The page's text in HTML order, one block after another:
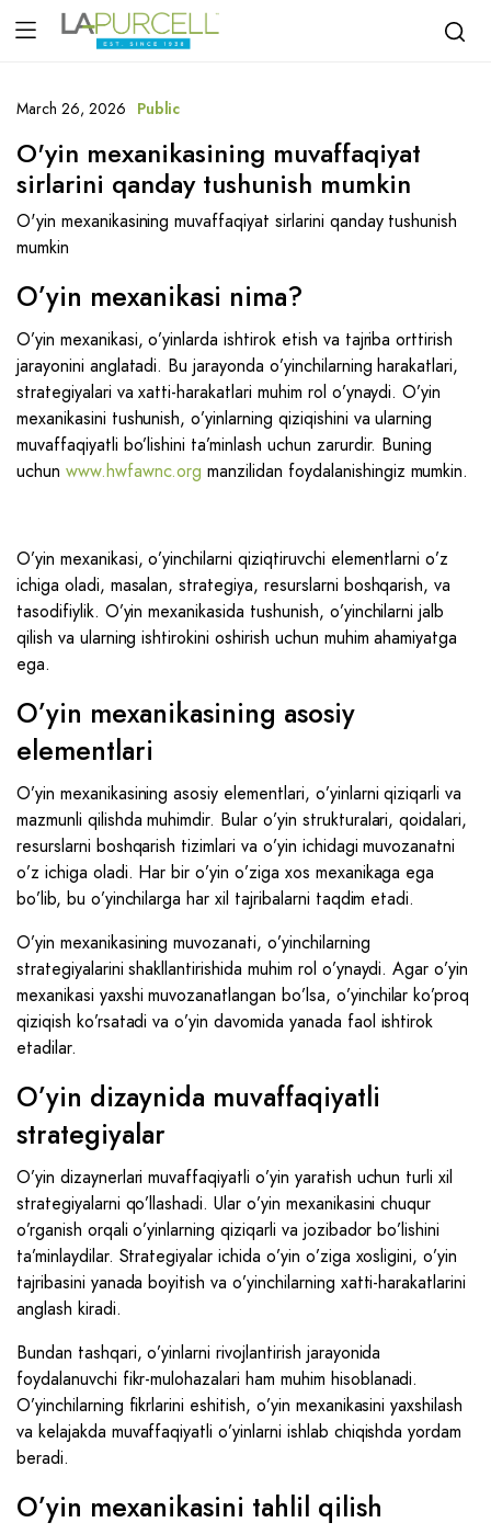
March 26, 2026 Public
O'yin mexanikasining muvaffaqiyat
sirlarini qanday tushunish mumkin
O'yin mexanikasining muvaffaqiyat sirlarini qanday tushunish
mumkin
O’yin mexanikasi nima?
O’yin mexanikasi, o’yinlarda ishtirok etish va tajriba orttirish
jarayonini anglatadi. Bu jarayonda o’yinchilarning harakatlari,
strategiyalari va xatti-harakatlari muhim rol o’ynaydi. O’yin
mexanikasini tushunish, o’yinlarning qiziqishini va ularning
muvaffaqiyatli bo’lishini ta’minlash uchun zarurdir. Buning
uchun www.hwfawnc.org manzilidan foydalanishingiz mumkin.
O’yin mexanikasi, o’yinchilarni qiziqtiruvchi elementlarni o’z
ichiga oladi, masalan, strategiya, resurslarni boshqarish, va
tasodifiylik. O’yin mexanikasida tushunish, o’yinchilarni jalb
qilish va ularning ishtirokini oshirish uchun muhim ahamiyatga
ega.
O’yin mexanikasining asosiy
elementlari
O’yin mexanikasining asosiy elementlari, o’yinlarni qiziqarli va
mazmunli qilishda muhimdir. Bular o’yin strukturalari, qoidalari,
resurslarni boshqarish tizimlari va o’yin ichidagi muvozanatni
o’z ichiga oladi. Har bir o’yin o’ziga xos mexanikaga ega
bo’lib, bu o’yinchilarga har xil tajribalarni taqdim etadi.
O’yin mexanikasining muvozanati, o’yinchilarning
strategiyalarini shakllantirishida muhim rol o’ynaydi. Agar o’yin
mexanikasi yaxshi muvozanatlangan bo’lsa, o’yinchilar ko’proq
qiziqish ko’rsatadi va o’yin davomida yanada faol ishtirok
etadilar.
O’yin dizaynida muvaffaqiyatli
strategiyalar
O’yin dizaynerlari muvaffaqiyatli o’yin yaratish uchun turli xil
strategiyalarni qo’llashadi. Ular o’yin mexanikasini chuqur
o’rganish orqali o’yinlarning qiziqarli va jozibador bo’lishini
ta’minlaydilar. Strategiyalar ichida o’yin o’ziga xosligini, o’yin
tajribasini yanada boyitish va o’yinchilarning xatti-harakatlarini
anglash kiradi.
Bundan tashqari, o’yinlarni rivojlantirish jarayonida
foydalanuvchi fikr-mulohazalari ham muhim hisoblanadi.
O’yinchilarning fikrlarini eshitish, o’yin mexanikasini yaxshilash
va kelajakda muvaffaqiyatli o’yinlarni ishlab chiqishda yordam
beradi.
O’yin mexanikasini tahlil qilish